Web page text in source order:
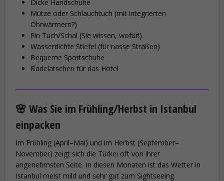
Dicke Handschuhe
Mütze oder Schlauchtuch (mit integrierten
Ohrwärmern?)
Ein Tuch/Schal (Sie wissen, wofür!)
Wasserdichte Stiefel (für nasse Straßen)
Bequeme Sportschuhe
Badelatschen für das Hotel
🌸 Was Sie im Frühling/Herbst in Istanbul
einpacken
Im Frühling (April–Mai) und im Herbst (September–
November) zeigt sich die Türkei oft von ihrer
angenehmsten Seite. In diesen Monaten ist das Wetter in
Istanbul meist mild und sehr gut zum Sightseeing.